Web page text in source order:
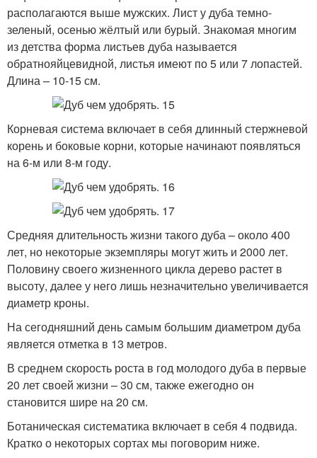
располагаются выше мужских. Лист у дуба темно-
зеленый, осенью жёлтый или бурый. Знакомая многим
из детства форма листьев дуба называется
обратнояйцевидной, листья имеют по 5 или 7 лопастей.
Длина – 10-15 см.
Корневая система включает в себя длинный стержневой
корень и боковые корни, которые начинают появляться
на 6-м или 8-м году.
Средняя длительность жизни такого дуба – около 400
лет, но некоторые экземпляры могут жить и 2000 лет.
Половину своего жизненного цикла дерево растет в
высоту, далее у него лишь незначительно увеличивается
диаметр кроны.
На сегодняшний день самым большим диаметром дуба
является отметка в 13 метров.
В среднем скорость роста в год молодого дуба в первые
20 лет своей жизни – 30 см, также ежегодно он
становится шире на 20 см.
Ботаническая систематика включает в себя 4 подвида.
Кратко о некоторых сортах мы поговорим ниже.